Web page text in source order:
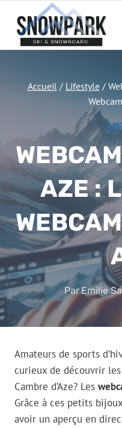
contenu
Accueil / Lifestyle /
AZE :
ParEmilie
Amateurs de sports
curieux de découvrir
Cambre d’Aze? Les
Grâce à ces petits
avoir un aperçu en